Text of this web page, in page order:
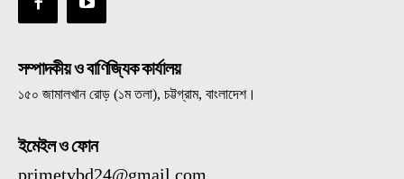
সম্পাদকীয় ও বাণিজ্যিক কার্যালয়
১৫০ জামালখান রোড় (১ম তলা), চট্টগ্রাম, বাংলাদেশ।
ইমেইল ও ফোন
primetvbd24@gmail.com